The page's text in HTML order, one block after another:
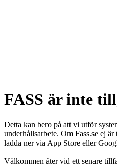
FASS är inte
Detta kan bero på att vi utför
underhållsarbete. Om Fass.se ej
ladda ner via App Store eller
Välkommen åter vid ett senare